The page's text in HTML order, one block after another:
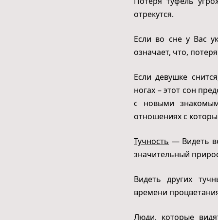
отрекутся.
Если во сне у Вас
означает, что,
Если девушке
ногах – этот сон
с новыми
отношениях с
Тучность — Видеть
значительный
Видеть других
времени
Люди, которые